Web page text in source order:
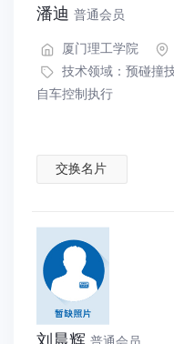
潘迪 普通会员
厦门理工学院
技术领域： 预碰撞
自车控制执行
交换名片
刘晨辉